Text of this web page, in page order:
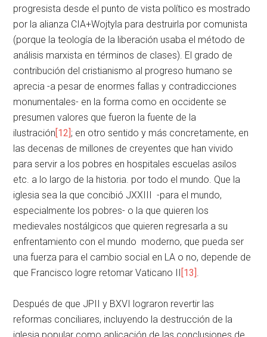
progresista desde el punto de vista político es mostrado
por la alianza CIA+Wojtyla para destruirla por comunista
(porque la teología de la liberación usaba el método de
análisis marxista en términos de clases). El grado de
contribución del cristianismo al progreso humano se
aprecia -a pesar de enormes fallas y contradicciones
monumentales- en la forma como en occidente se
presumen valores que fueron la fuente de la
ilustración[12]; en otro sentido y más concretamente, en
las decenas de millones de creyentes que han vivido
para servir a los pobres en hospitales escuelas asilos
etc. a lo largo de la historia. por todo el mundo. Que la
iglesia sea la que concibió JXXIII -para el mundo,
especialmente los pobres- o la que quieren los
medievales nostálgicos que quieren regresarla a su
enfrentamiento con el mundo moderno, que pueda ser
una fuerza para el cambio social en LA o no, depende de
que Francisco logre retomar Vaticano II [13].
Después de que JPII y BXVI lograron revertir las
reformas conciliares, incluyendo la destrucción de la